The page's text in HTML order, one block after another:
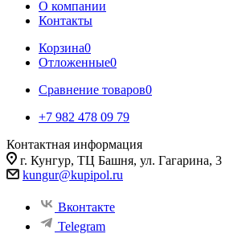
О компании
Контакты
Корзина0
Отложенные0
Сравнение товаров0
+7 982 478 09 79
Контактная информация
г. Кунгур, ТЦ Башня, ул. Гагарина, 3
kungur@kupipol.ru
Вконтакте
Telegram